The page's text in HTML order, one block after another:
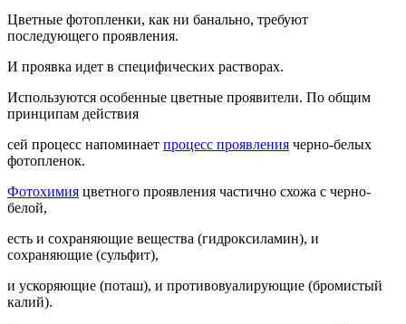
Цветные фотопленки, как ни банально, требуют
последующего проявления.
И проявка идет в специфических растворах.
Используются особенные цветные проявители. По общим
принципам действия
сей процесс напоминает процесс проявления черно-белых
фотопленок.
Фотохимия цветного проявления частично схожа с черно-
белой,
есть и сохраняющие вещества (гидроксиламин), и
сохраняющие (сульфит),
и ускоряющие (поташ), и противовуалирующие (бромистый
калий).